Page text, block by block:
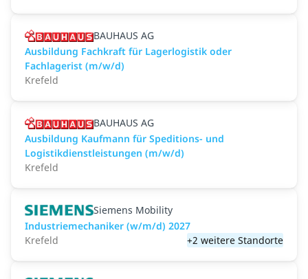
BAUHAUS AG
Ausbildung Fachkraft für Lagerlogistik oder
Fachlagerist (m/w/d)
Krefeld
BAUHAUS AG
Ausbildung Kaufmann für Speditions- und
Logistikdienstleistungen (m/w/d)
Krefeld
Siemens Mobility
Industriemechaniker (w/m/d) 2027
Krefeld
+2 weitere Standorte